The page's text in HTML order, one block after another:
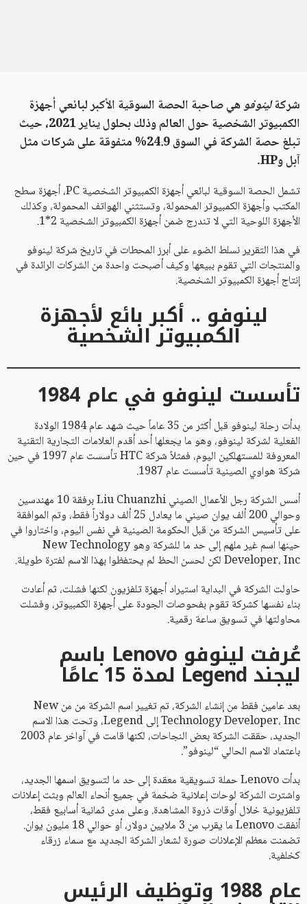
شركةلينوفوهي صاحبة الحصة السوقية الأكبر لبائعي أجهزة
الكمبيوتر الشخصية حول العالم وذلك بحلول يناير 2021، حيث
تبلغ حصة الشركة في السوق 24.9% متفوقة على شركات مثل
آبل وHP.
تشمل الحصة السوقية لبائعي أجهزة الكمبيوتر الشخصية PC، أجهزة سطح
المكتب وأجهزة الكمبيوتر المحمولة، وتستثني الهواتف المحمولة، وكذلك
الأجهزة اللوحية التي لا تندرج ضمن أجهزة الكمبيوتر الشخصية 2*1.
في هذا التقرير نسلط الضوء على أبرز المحطات في تاريخ شركة لينوفو
والمنتجات التي تقوم ببيعها وكيف أصبحت واحدة من الشركات الرائدة في
إنتاج أجهزة الكمبيوتر الشخصية.
لينوفو .. أكبر بائع لأجهزة
الكمبيوتر الشخصية
تأسست لينوفو في عام 1984
بدأت رحلة لينوفو قبل أكثر من 35 عاماً حيث شهد عام 1984 الولادة
الفعلية لشركة لينوفو، وهو ما يجعلها أحد أقدم العلامات التجارية التقنية
المعروفة للمستهلكين اليوم، فمثلاً شركة HTC تأسست عام 1997 في حين
شركة هواوي الصينية تأسست عام 1987.
أسس الشركة رجل الأعمال الصيني Liu Chuanzhi برفقة 10 مهندسين
وحوالي 200 ألف يوان صيني ما يعادل 25 ألف دولاراً فقط، وتم الموافقة
على تأسيس الشركة من قبل الحكومة الصينية في نفس اليوم، واختاروا في
حينها اسم غير ملهم إلى حد ما للشركة وهو New Technology
Developer، Inc لكن لحسن الحظ لم يحتفظوا بهذا الاسم لفترة طويلة.
حاولت الشركة في البداية استيراد أجهزة تلفزيون لكنها فشلت، ثم أعادت
بناء نفسها كشركة تقوم بفحوصات الجودة على أجهزة الكمبيوتر، وفشلت
محاولتها في تسويق ساعة رقمية.
عُرفت لينوفو Lenovo باسم
ليجند Legend لمدة 15 عامًا
بعد عامين فقط من إنشاء الشركة، تم تغيير اسم الشركة من من New
Technology Developer، Inc إلى Legend، وتحت هذا الاسم
الجديد، حققت الشركة بعض النجاحات، لكنها قامت في آواخر عام 2003
باعتماد الاسم الحالي “لينوفو”.
بدأت Lenovo حملة تسويقية معقدة إلى حد ما لتسويق اسمها الجديد،
واشترت الشركة لوحات إعلانية ضخمة في جميع أنحاء العالم وبثت إعلانات
تلفزيونية خلال أوقات ذروة المشاهدة. وعلى مدى ثمانية أسابيع فقط،
أنفقت Lenovo ما يقرب من 3 ملايين دولار، أو حوالي 18 مليون يوان.
تضمنت معظم الإعلانات صورة لشعار الشركة الجديد مع سماء زرقاء
كخلفية.
عام 1988 وتوظيف الرئيس